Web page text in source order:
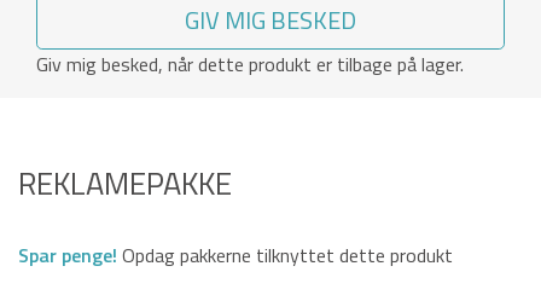
GIV MIG BESKED
Giv mig besked, når dette produkt er tilbage på lager.
REKLAMEPAKKE
Spar penge! Opdag pakkerne tilknyttet dette produkt